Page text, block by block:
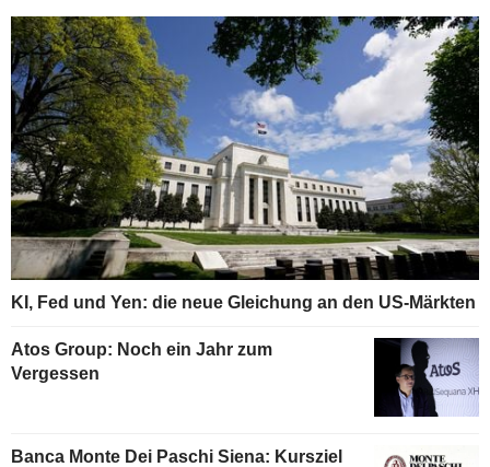
KI, Fed und Yen: die neue Gleichung an den US-Märkten
Atos Group: Noch ein Jahr zum
Vergessen
Banca Monte Dei Paschi Siena: Kursziel